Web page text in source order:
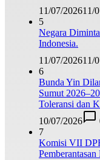
11/07/202611/
5
Negara
Indonesia.
11/07/202611/
6
Bunda Yin
Sumut
Toleransi dan
10/07/2026
7
Komisi VII